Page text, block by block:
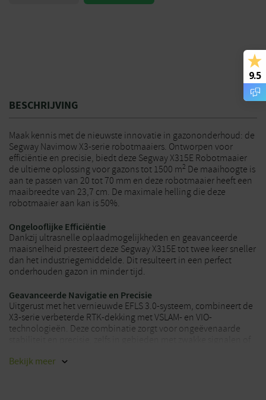
BESCHRIJVING
Maak kennis met de nieuwste innovatie in gazononderhoud: de
Segway Navimow X3-serie robotmaaiers. Ontworpen voor
efficiëntie en precisie, biedt deze Segway X315E Robotmaaier
de ultieme oplossing voor gazons tot 1500 m2 De maaihoogte is
aan te passen van 20 tot 70 mm en deze robotmaaier heeft een
maaibreedte van 23,7 cm. De maximale helling die deze
robotmaaier aan kan is 50%.
Ongelooflijke Efficiëntie
Dankzij ultrasnelle oplaadmogelijkheden en geavanceerde
maaisnelheid presteert deze Segway X315E tot twee keer sneller
dan het industriegemiddelde. Dit resulteert in een perfect
onderhouden gazon in minder tijd.
Geavanceerde Navigatie en Precisie
Uitgerust met het vernieuwde EFLS 3.0-systeem, combineert de
X3-serie verbeterde RTK-dekking met VSLAM- en VIO-
technologieën. Deze combinatie zorgt voor ongeëvenaarde
groothoekzicht een uitgebreid zichtveld voor nauwkeurige
Bekijk meer
9.5